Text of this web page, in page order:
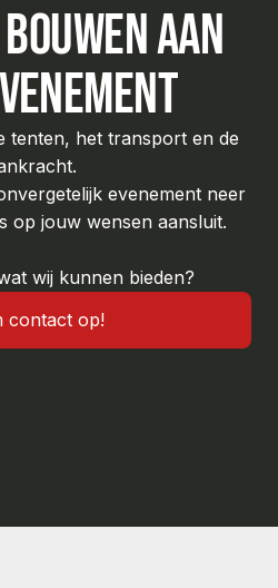
aan
tenten, het transport en de
evenement neer
op jouw wensen aansluit.
wij kunnen bieden?
contact op!